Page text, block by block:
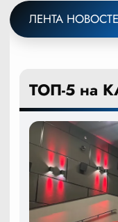
ЛЕНТА
ТОП-5 на